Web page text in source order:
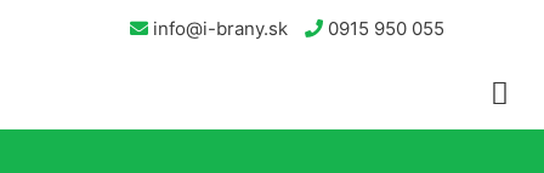
info@i-brany.sk 0915 950 055